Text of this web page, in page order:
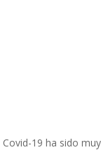
Covid-19 ha sido